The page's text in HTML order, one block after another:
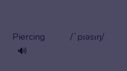
Piercing
🔊
/ˈpɪəsɪŋ/